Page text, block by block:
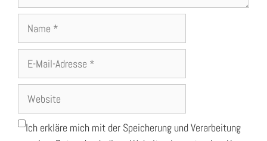
Name
Adresse
Website
Ich erkläre mich mit der Speicherung und Verarbeitung